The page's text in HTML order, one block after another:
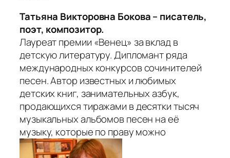
Татьяна Викторовна Бокова – писатель,
поэт, композитор.
Лауреат премии «Венец» за вклад в
детскую литературу. Дипломант ряда
международных конкурсов сочинителей
песен. Автор известных и любимых
детских книг, занимательных азбук,
продающихся тиражами в десятки тысяч
музыкальных альбомов песен на её
музыку, которые по праву можно